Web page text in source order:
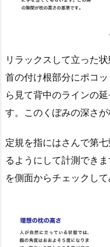
リラックスして立った
首の付け根部分にポコ
ら見て背中のラインの
す。このくぼみの深さが
定規を指にはさんで第
るようにして計測でき
を側面からチェックして